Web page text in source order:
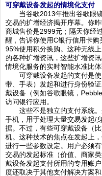
可穿戴设备发起的情境化支付
当谷歌2013年推出谷歌眼镜
交易的扩增经济揭开序幕。你
商城售价是2999元；隔天你经
醒，告诉你使用C银行信用卡
95%使用积分换购。这种无线
的各种扩增资讯，这些扩增资
情境化服务的实时智能水准比
可穿戴设备发起的支付是使
带、手表）发起和进行身份验
戴设备（例如谷歌眼镜，
访问银行应用。
这些不是独立的支付系统。
手机，用于处理大量交易发起/
据。不过，有些可穿戴设备（
机。这种技术的焦点在发起上
进行一些参数设定。用户必须
交易的发起标准（价值、商家
戴设备发起支付所用的专用账
度还取决于其他支付解决方案